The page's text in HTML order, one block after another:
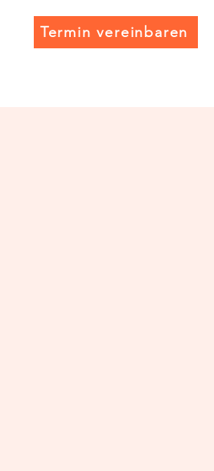
Termin vereinbaren